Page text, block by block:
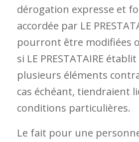
dérogation expresse et
accordée par LE
pourront être modifiées
si LE PRESTATAIRE
plusieurs éléments
cas échéant, tiendraient
conditions particulières.
Le fait pour une